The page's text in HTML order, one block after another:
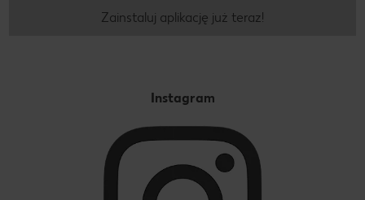
Zainstaluj aplikację już teraz!
Instagram